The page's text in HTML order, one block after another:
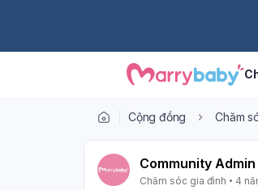
Cộng đồng Chăm
Community Admin
Chăm sóc gia đình
4